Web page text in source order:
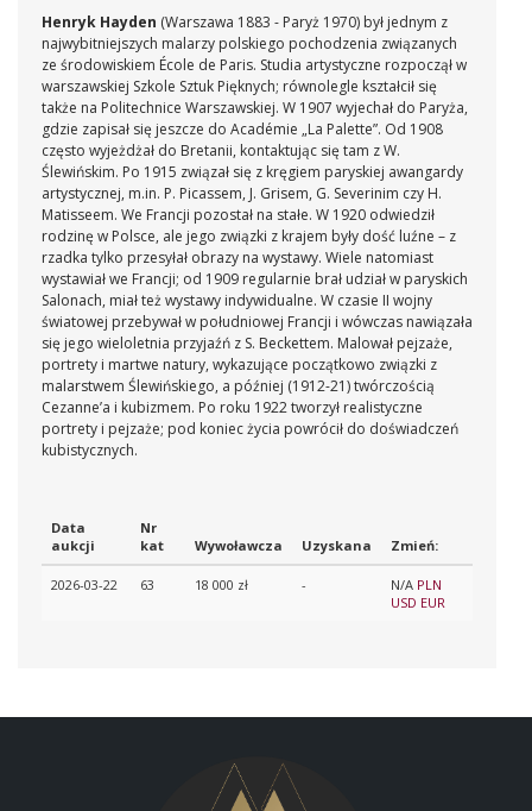
Henryk Hayden (Warszawa 1883 - Paryż 1970) był jednym z
najwybitniejszych malarzy polskiego pochodzenia związanych
ze środowiskiem École de Paris. Studia artystyczne rozpoczął w
warszawskiej Szkole Sztuk Pięknych; równolegle kształcił się
także na Politechnice Warszawskiej. W 1907 wyjechał do Paryża,
gdzie zapisał się jeszcze do Académie „La Palette”. Od 1908
często wyjeżdżał do Bretanii, kontaktując się tam z W.
Ślewińskim. Po 1915 związał się z kręgiem paryskiej awangardy
artystycznej, m.in. P. Picassem, J. Grisem, G. Severinim czy H.
Matisseem. We Francji pozostał na stałe. W 1920 odwiedził
rodzinę w Polsce, ale jego związki z krajem były dość luźne – z
rzadka tylko przesyłał obrazy na wystawy. Wiele natomiast
wystawiał we Francji; od 1909 regularnie brał udział w paryskich
Salonach, miał też wystawy indywidualne. W czasie II wojny
światowej przebywał w południowej Francji i wówczas nawiązała
się jego wieloletnia przyjaźń z S. Beckettem. Malował pejzaże,
portrety i martwe natury, wykazujące początkowo związki z
malarstwem Ślewińskiego, a później (1912-21) twórczością
Cezanne’a i kubizmem. Po roku 1922 tworzył realistyczne
portrety i pejzaże; pod koniec życia powrócił do doświadczeń
kubistycznych.
Data
aukcji
Nr
kat
Wywoławcza Uzyskana Zmień:
2026-03-22 63 18 000 zł - N/A PLN
USD EUR